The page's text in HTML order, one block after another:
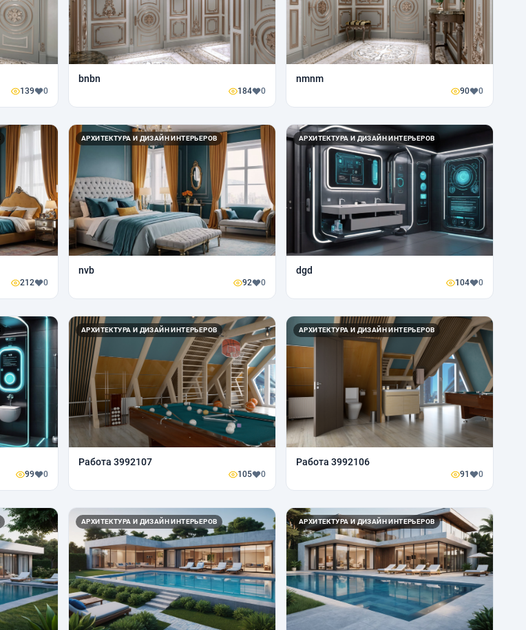
139 0
bnbn
184 0
nmnm
90 0
212 0
АРХИТЕКТУРА И ДИЗАЙН ИНТЕРЬЕРОВ
nvb
92 0
АРХИТЕКТУРА И ДИЗАЙН ИНТЕРЬЕРОВ
dgd
104 0
99 0
АРХИТЕКТУРА И ДИЗАЙН ИНТЕРЬЕРОВ
Работа 3992107
105 0
АРХИТЕКТУРА И ДИЗАЙН ИНТЕРЬЕРОВ
Работа 3992106
91 0
АРХИТЕКТУРА И ДИЗАЙН ИНТЕРЬЕРОВ АРХИТЕКТУРА И ДИЗАЙН ИНТЕРЬЕРОВ